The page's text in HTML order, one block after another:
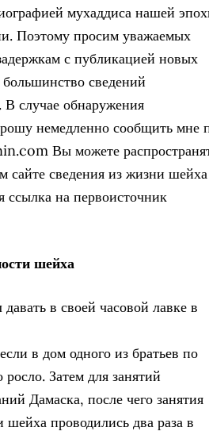
мухаддиса нашей
Поэтому просим уважаемых
с публикацией новых
сведений
В случае обнаружения
немедленно сообщить мне
Вы можете
сведения из жизни шейха
ссылка на первоисточник
шейха
в своей часовой лавке в
в дом одного из братьев по
Затем для занятий
Дамаска, после чего занятия
проводились два раза в